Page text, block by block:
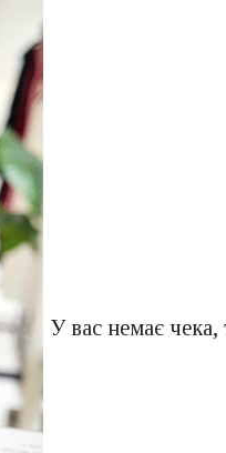
У вас немає чека,